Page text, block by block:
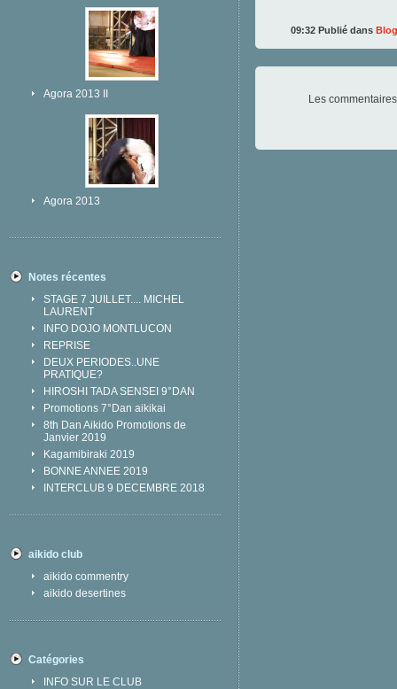
Agora 2013 II
Agora 2013
Notes récentes
STAGE 7 JUILLET.... MICHEL
LAURENT
INFO DOJO MONTLUCON
REPRISE
DEUX PERIODES..UNE
PRATIQUE?
HIROSHI TADA SENSEI 9°DAN
Promotions 7°Dan aikikai
8th Dan Aikido Promotions de
Janvier 2019
Kagamibiraki 2019
BONNE ANNEE 2019
INTERCLUB 9 DECEMBRE 2018
aikido club
aikido commentry
aikido desertines
Catégories
INFO SUR LE CLUB
09:32 Publié dans Blog
Les